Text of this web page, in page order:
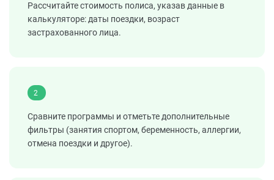
Рассчитайте стоимость полиса, указав данные в
калькуляторе: даты поездки, возраст
застрахованного лица.
2
Сравните программы и отметьте дополнительные
фильтры (занятия спортом, беременность, аллергии,
отмена поездки и другое).